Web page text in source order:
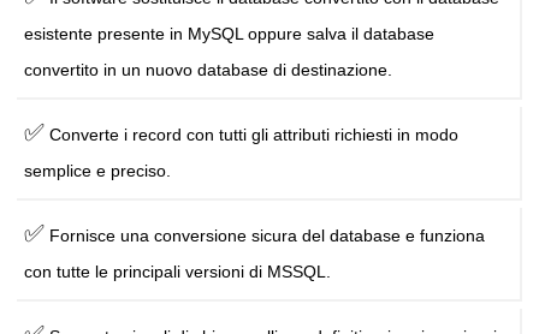
esistente presente in MySQL oppure salva il database
convertito in un nuovo database di destinazione.
✅ Converte i record con tutti gli attributi richiesti in modo
semplice e preciso.
✅ Fornisce una conversione sicura del database e funziona
con tutte le principali versioni di MSSQL.